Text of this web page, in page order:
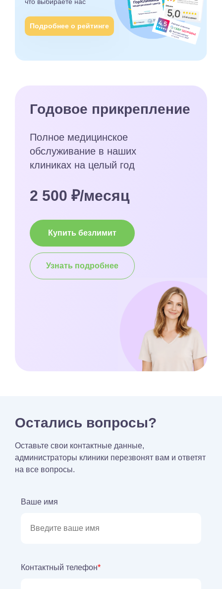
Подробнее о рейтинге
Годовое прикрепление
Полное медицинское
обслуживание в наших
клиниках на целый год
2 500 ₽/месяц
Купить безлимит
Узнать подробнее
Остались вопросы?
Оставьте свои контактные данные,
администраторы клиники перезвонят вам и ответят
на все вопросы.
Ваше имя
Контактный телефон*